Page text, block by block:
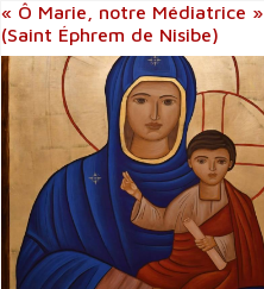
« Ô Marie, notre Médiatrice »
(Saint Éphrem de Nisibe)